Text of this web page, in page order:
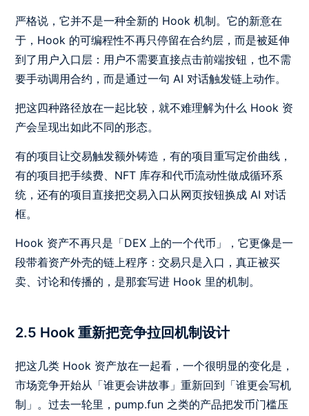
严格说，它并不是一种全新的 Hook 机制。它的新意在
于，Hook 的可编程性不再只停留在合约层，而是被延伸
到了用户入口层：用户不需要直接点击前端按钮，也不需
要手动调用合约，而是通过一句 AI 对话触发链上动作。
把这四种路径放在一起比较，就不难理解为什么 Hook 资
产会呈现出如此不同的形态。
有的项目让交易触发额外铸造，有的项目重写定价曲线，
有的项目把手续费、NFT 库存和代币流动性做成循环系
统，还有的项目直接把交易入口从网页按钮换成 AI 对话
框。
Hook 资产不再只是「DEX 上的一个代币」，它更像是一
段带着资产外壳的链上程序：交易只是入口，真正被买
卖、讨论和传播的，是那套写进 Hook 里的机制。
2.5 Hook 重新把竞争拉回机制设计
把这几类 Hook 资产放在一起看，一个很明显的变化是，
市场竞争开始从「谁更会讲故事」重新回到「谁更会写机
制」。过去一轮里，pump.fun 之类的产品把发币门槛压